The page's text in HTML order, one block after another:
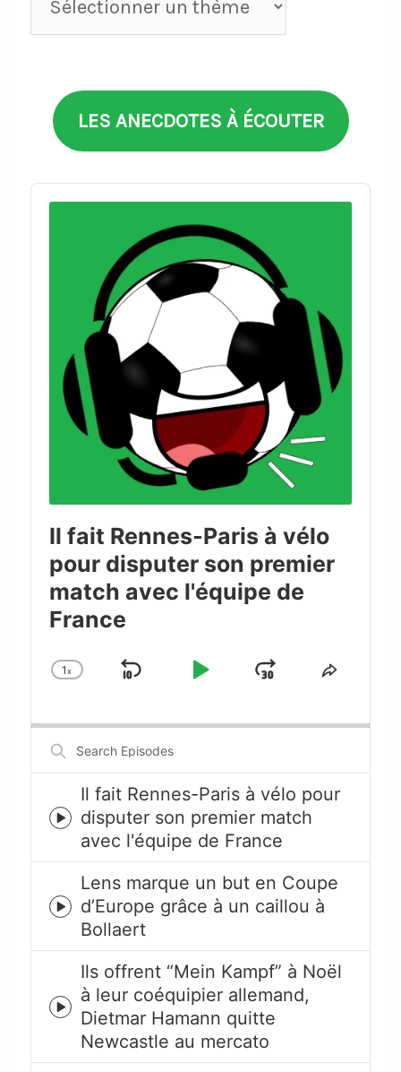
par
LES ANECDOTES À ÉCOUTER
Audio
Player
Il fait Rennes-Paris à vélo
pour disputer son premier
match avec l'équipe de
France
Change
1x
Skip
Play
JumpShare
Search
Episodes
Episode
play
icon
Il fait Rennes-Paris à vélo pour
disputer son premier match
avec l'équipe de France
Episode
play
icon
Lens marque un but en Coupe
d’Europe grâce à un caillou à
Bollaert
Episode
play
icon
Ils offrent “Mein Kampf” à Noël
à leur coéquipier allemand,
Dietmar Hamann quitte
Newcastle au mercato